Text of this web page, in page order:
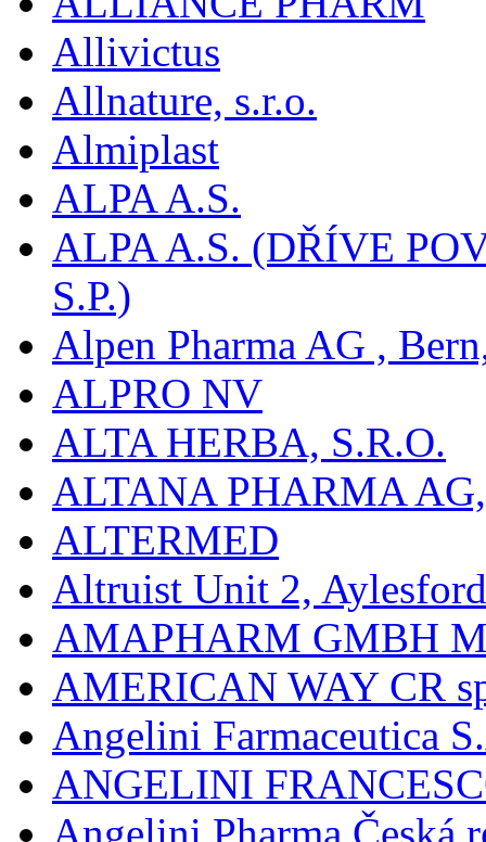
Allivictus
Allnature, s.r.o.
Almiplast
ALPA A.S.
ALPA A.S. (DŘÍVE
S.P.)
Alpen Pharma AG ,
ALPRO NV
ALTA HERBA, S.R.O.
ALTANA PHARMA
ALTERMED
Altruist Unit 2, Aylesford
AMAPHARM GMBH
AMERICAN WAY CR
Angelini Farmaceutica
ANGELINI
Angelini Pharma Česká